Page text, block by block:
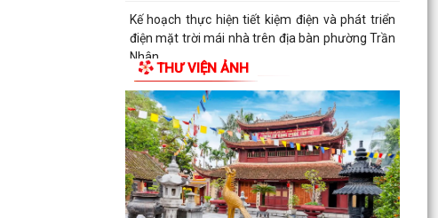
Kế hoạch thực hiện tiết kiệm điện và phát triển
điện mặt trời mái nhà trên địa bàn phường Trần
Nhân...
Quyết định về việc cho phép chuyển mục đích sử
dụng đất
Hội nghị trực tuyến đánh giá tiến độ triển khai
công tác khám sức khoẻ định kỳ, khám sàng lọc
miễn...
THƯ VIỆN ẢNH